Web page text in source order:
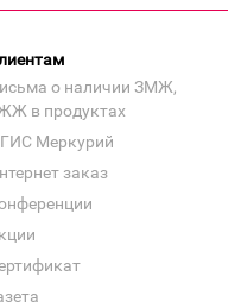
о наличии ЗМЖ,
в продуктах
Меркурий
заказ